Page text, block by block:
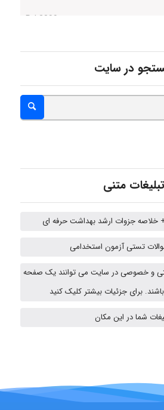
ABOALFZAL ZAREI
arman.m
Hasan haghparast
در سایت
تبلیغات متنی
تستی آزمون استخدامی
و خصوصی در سایت می توانند یک صفحه
برای جزئیات بیشتر کلیک کنید
شما در این مکان